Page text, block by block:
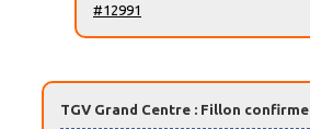
#12991
TGV Grand Centre : Fillon confirme